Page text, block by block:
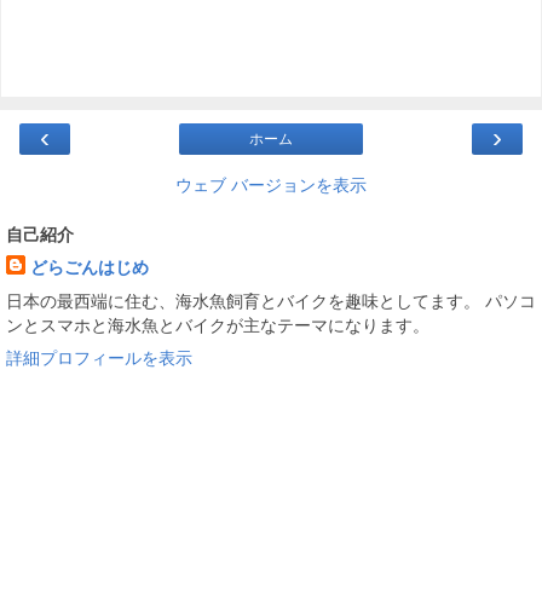
‹ ›
ホーム
ウェブ バージョンを表示
自己紹介
どらごんはじめ
日本の最西端に住む、海水魚飼育とバイクを趣味としてます。 パソコ
ンとスマホと海水魚とバイクが主なテーマになります。
詳細プロフィールを表示